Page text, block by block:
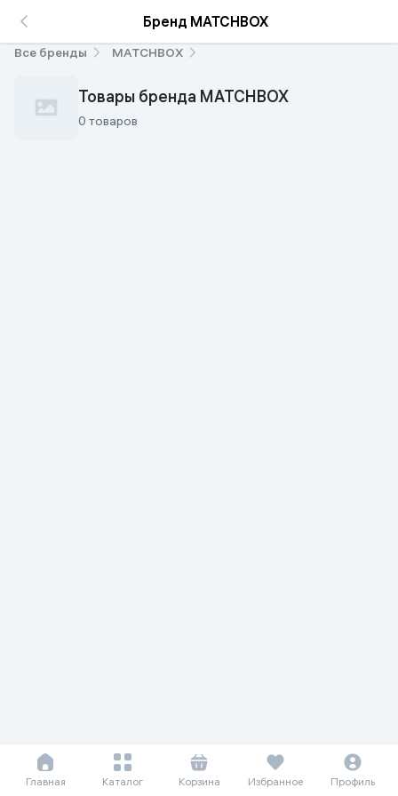
Бренд MATCHBOX
Все бренды MATCHBOX
Товары бренда MATCHBOX
0 товаров
Главная Каталог Корзина Избранное Профиль